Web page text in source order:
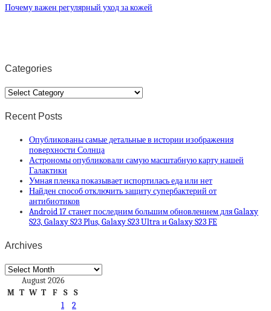
Почему важен регулярный уход за кожей
Categories
Categories
Recent Posts
Опубликованы самые детальные в истории изображения
поверхности Солнца
Астрономы опубликовали самую масштабную карту нашей
Галактики
Умная пленка показывает испортилась еда или нет
Найден способ отключить защиту супербактерий от
антибиотиков
Android 17 станет последним большим обновлением для Galaxy
S23, Galaxy S23 Plus, Galaxy S23 Ultra и Galaxy S23 FE
Archives
Archives
August 2026
M T W T F S
S
1
2